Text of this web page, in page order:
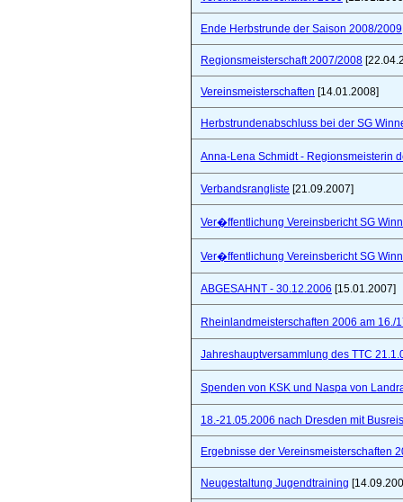
Ende Herbstrunde der Saison 2008/2009
Regionsmeisterschaft 2007/2008
Vereinsmeisterschaften [14.01.2008]
Herbstrundenabschluss bei der SG
Anna-Lena Schmidt - Regionsmeisterin
Verbandsrangliste [21.09.2007]
Ver�ffentlichung Vereinsbericht SG
Ver�ffentlichung Vereinsbericht SG
ABGESAHNT - 30.12.2006 [15.01.2007]
Rheinlandmeisterschaften 2006 am
Jahreshauptversammlung des TTC
Spenden von KSK und Naspa von
18.-21.05.2006 nach Dresden mit
Ergebnisse der Vereinsmeisterschaften
Neugestaltung Jugendtraining